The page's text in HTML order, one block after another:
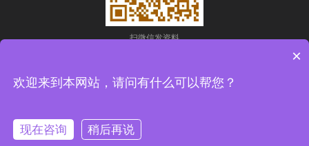
扫微信发资料
Copyright © 2025 陕西科宇环保工程有限公司
备案号：陕ICP备18021056号-3
×
欢迎来到本网站，请问有什么可以帮您？
现在咨询 稍后再说